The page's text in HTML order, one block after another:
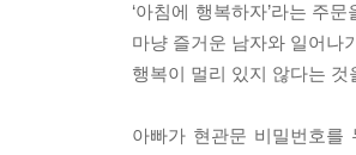
나이가 들면서 깨닫게 되는
행착오와 고민을 통해 아이
‘아침에 행복하자’라는 주
마냥 즐거운 남자와 일어나
행복이 멀리 있지 않다는 것
아빠가 현관문 비밀번호를